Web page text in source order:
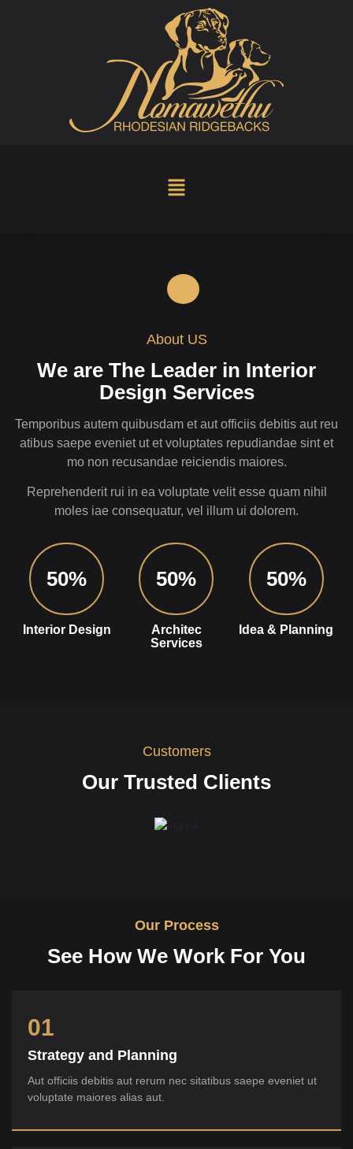
About US
We are The Leader in Interior
Design Services
Temporibus autem quibusdam et aut officiis debitis aut reu
atibus saepe eveniet ut et voluptates repudiandae sint et
mo non recusandae reiciendis maiores.
Reprehenderit rui in ea voluptate velit esse quam nihil
moles iae consequatur, vel illum ui dolorem.
50%
Interior Design
50%
Architec
Services
50%
Idea & Planning
Customers
Our Trusted Clients
Our Process
See How We Work For You
01
Strategy and Planning
Aut officiis debitis aut rerum nec sitatibus saepe eveniet ut
voluptate maiores alias aut.